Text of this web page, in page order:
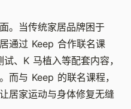
。当传统家居品牌困于
通过 Keep 合作联名课
、K 马植入等配套内容，
而与 Keep 的联名课程，
居家运动与身体修复无缝